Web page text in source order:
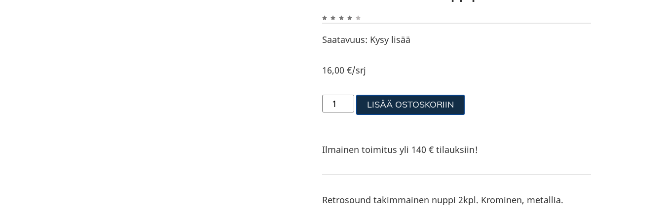
Saatavuus: Kysy lisää
16,00 €/srj
LISÄÄ OSTOSKORIIN
Ilmainen toimitus yli 140 € tilauksiin!
Retrosound takimmainen nuppi 2kpl. Krominen, metallia.